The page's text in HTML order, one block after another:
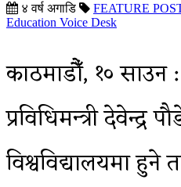
४ वर्ष अगाडि FEATURE
Education Voice Desk
काठमाडौँ, १० साउन
प्रविधिमन्त्री देवेन्द्र
विश्वविद्यालयमा हुने